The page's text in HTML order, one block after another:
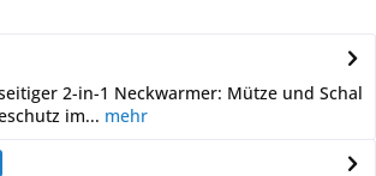
2-in-1 Neckwarmer: Mütze und Schal
im... mehr